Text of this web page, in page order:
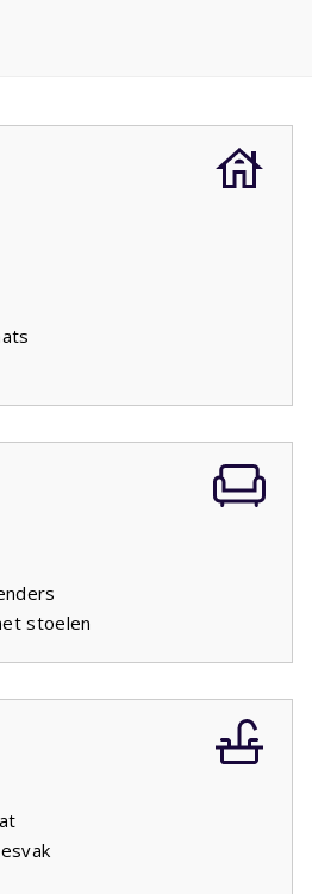
hele gezelschap.
slaapkamers
Daarnaast is er een
Op de
met drie stapelbedden en maar
kinderen is dit vaak dé
Op deze verdieping zijn ook
een toilet aanwezig.
u naar het
te eten, een boek te lezen
struiken voor beschutte plekjes,
de dag kunt kiezen tussen
stoelen